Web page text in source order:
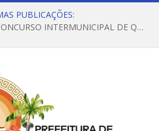
PUBLICAÇÕES:
REGULAMENTO DO X CONCURSO INTERMUNICIPAL DE QUADRILHAS JUNINAS – 2026 – ARRAIÁ DA VENEZA